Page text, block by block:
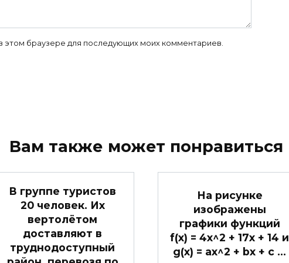
этом браузере для последующих моих комментариев.
Вам также может понравиться
В группе туристов
20 человек. Их
вертолётом
доставляют в
труднодоступный
На рисунке
изображены
графики функций
f(x) = 4x^2 + 17x + 14 и
g(x) = ax^2 + bx + c …